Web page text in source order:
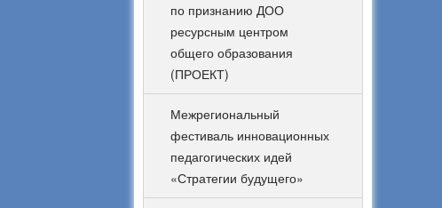
по признанию ДОО
ресурсным центром
общего образования
(ПРОЕКТ)
Межрегиональный
фестиваль инновационных
педагогических идей
«Стратегии будущего»